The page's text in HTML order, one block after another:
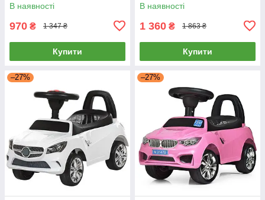
В наявності
970 ₴ 1 347 ₴
Купити
В наявності
1 360 ₴ 1 863 ₴
Купити
–27% –27%